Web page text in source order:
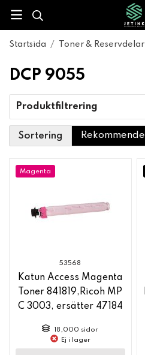
Startsida / Toner & Reservdelar
DCP 9055
Produktfiltrering
Sortering
Magenta
53568
Katun Access Magenta
Toner 841819,Ricoh MP
C 3003, ersätter 47184
18,000 sidor
Ej i lager